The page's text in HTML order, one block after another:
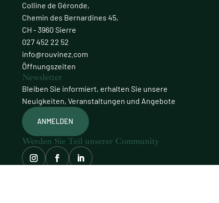
Colline de Géronde,
Chemin des Bernardines 45,
CH - 3960 Sierre
027 452 22 52
info@rouvinez.com
Öffnungszeiten
Newsletter
Bleiben Sie informiert, erhalten Sie unsere
Neuigkeiten, Veranstaltungen und Angebote
ANMELDEN
Werden Sie Teil unserer Community